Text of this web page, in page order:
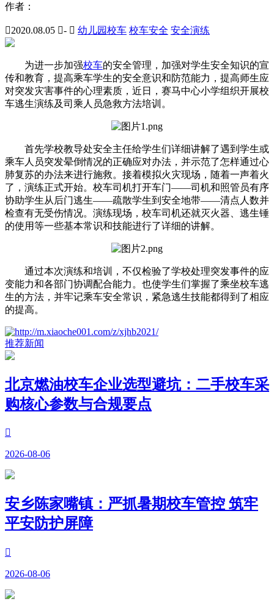
作者：
2020.08.05 -  幼儿园校车 校车安全 安全演练
为进一步加强校车的安全管理，加强对学生安全知识的宣
传和教育，提高乘车学生的安全意识和防范能力，提高师生应
对突发灾害事件的心理素质，近日，赛马中心小学组织开展校
车逃生演练及司乘人员急救方法培训。
首先学校教导处安全主任给学生们详细讲解了遇到学生或
乘车人员突发晕倒情况的正确应对办法，并示范了怎样通过心
肺复苏的办法来进行施救。接着模拟火灾现场，随着一声着火
了，演练正式开始。校车司机打开车门——司机和照管员有序
协助学生从后门逃生——疏散学生到安全地带——清点人数并
检查有无受伤情况。演练现场，校车司机还就灭火器、逃生锤
的使用等一些基本常识和技能进行了详细的讲解。
通过本次演练和培训，不仅检验了学校处理突发事件的应
变能力和各部门协调配合能力。也使学生们掌握了乘坐校车逃
生的方法，并牢记乘车安全常识，紧急逃生技能都得到了相应
的提高。
推荐新闻
北京燃油校车企业选型避坑：二手校车采
购核心参数与合规要点

2026-08-06
安乡陈家嘴镇：严抓暑期校车管控 筑牢
平安防护屏障

2026-08-06